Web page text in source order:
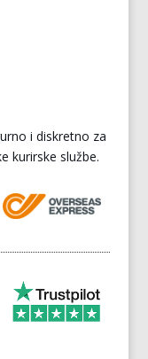
i diskretno za
kurirske službe.